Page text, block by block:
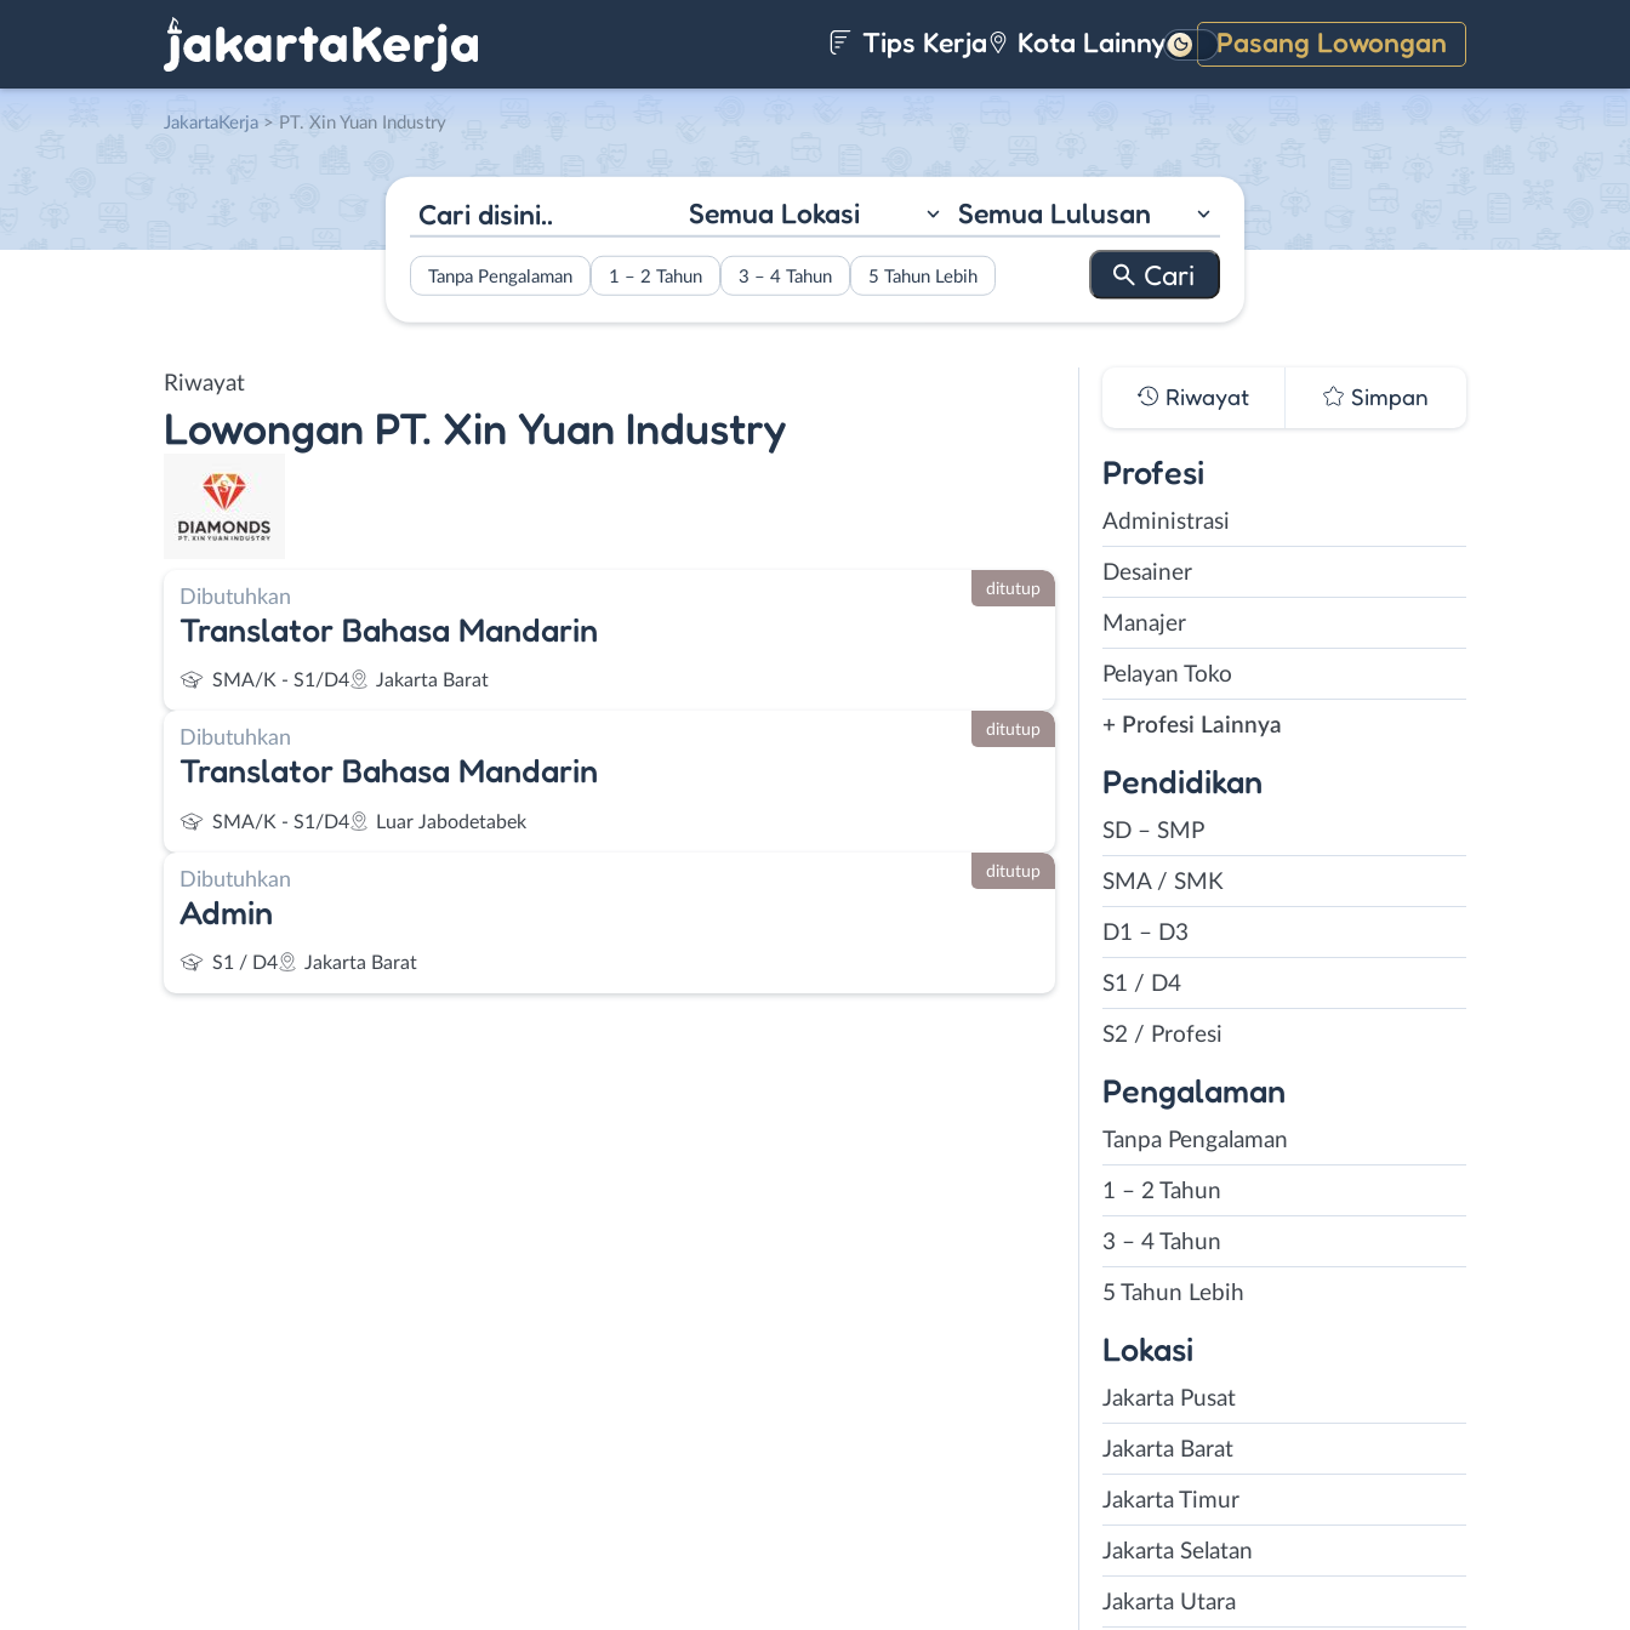
Tips Kerja Kota Lainnya Pasang Lowongan
Gelap
JakartaKerja > PT. Xin Yuan Industry
Semua Lokasi Semua Lulusan
Tanpa Pengalaman 1 – 2 Tahun 3 – 4 Tahun 5 Tahun Lebih
Riwayat
Lowongan PT. Xin Yuan Industry
Dibutuhkan
Translator Bahasa Mandarin
SMA/K - S1/D4 Jakarta Barat
ditutup
Dibutuhkan
Translator Bahasa Mandarin
SMA/K - S1/D4 Luar Jabodetabek
ditutup
Dibutuhkan
Admin
S1 / D4 Jakarta Barat
ditutup
Riwayat Simpan
Profesi
Administrasi
Desainer
Manajer
Pelayan Toko
+ Profesi Lainnya
Pendidikan
SD – SMP
SMA / SMK
D1 – D3
S1 / D4
S2 / Profesi
Pengalaman
Tanpa Pengalaman
1 – 2 Tahun
3 – 4 Tahun
5 Tahun Lebih
Lokasi
Jakarta Pusat
Jakarta Barat
Jakarta Timur
Jakarta Selatan
Jakarta Utara